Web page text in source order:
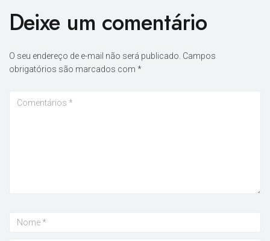
Deixe um comentário
O seu endereço de e-mail não será publicado. Campos
obrigatórios são marcados com *